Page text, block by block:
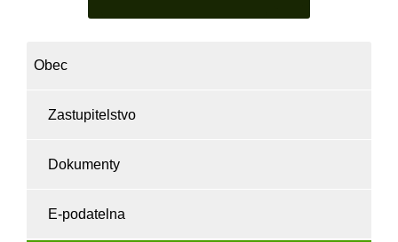
Obec
Zastupitelstvo
Dokumenty
E-podatelna